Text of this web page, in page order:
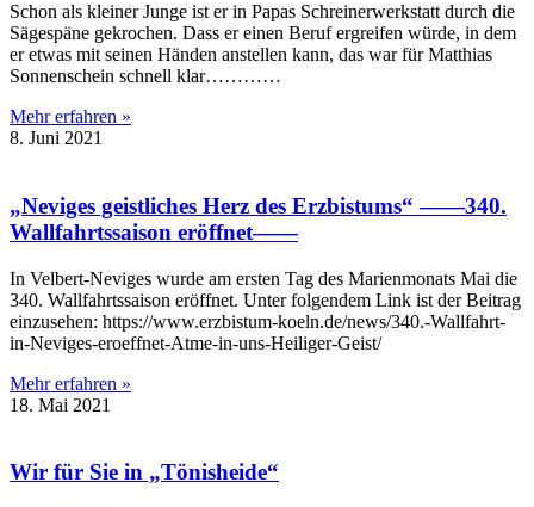
Schon als kleiner Junge ist er in Papas Schreinerwerkstatt durch die
Sägespäne gekrochen. Dass er einen Beruf ergreifen würde, in dem
er etwas mit seinen Händen anstellen kann, das war für Matthias
Sonnenschein schnell klar…………
Mehr erfahren »
8. Juni 2021
„Neviges geistliches Herz des Erzbistums“ ——340.
Wallfahrtssaison eröffnet——
In Velbert-Neviges wurde am ersten Tag des Marienmonats Mai die
340. Wallfahrtssaison eröffnet. Unter folgendem Link ist der Beitrag
einzusehen: https://www.erzbistum-koeln.de/news/340.-Wallfahrt-
in-Neviges-eroeffnet-Atme-in-uns-Heiliger-Geist/
Mehr erfahren »
18. Mai 2021
Wir für Sie in „Tönisheide“